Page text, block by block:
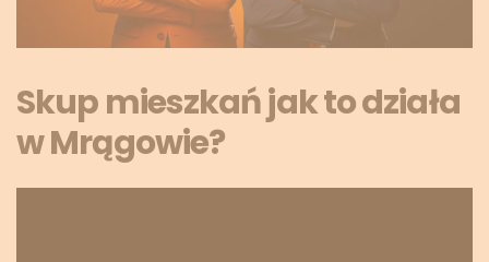
Skup mieszkań jak to działa
w Mrągowie?